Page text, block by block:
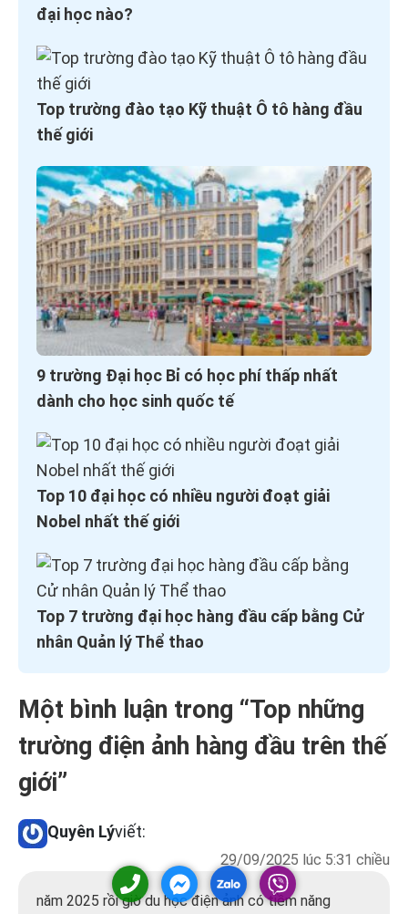
đại học nào?
Top trường đào tạo Kỹ thuật Ô tô hàng đầu
thế giới
9 trường Đại học Bỉ có học phí thấp nhất
dành cho học sinh quốc tế
Top 10 đại học có nhiều người đoạt giải
Nobel nhất thế giới
Top 7 trường đại học hàng đầu cấp bằng Cử
nhân Quản lý Thể thao
Một bình luận trong “Top những
trường điện ảnh hàng đầu trên thế
giới”
Quyên Lýviết:
29/09/2025 lúc 5:31 chiều
năm 2025 rồi giờ du học điện ảnh có tiềm năng